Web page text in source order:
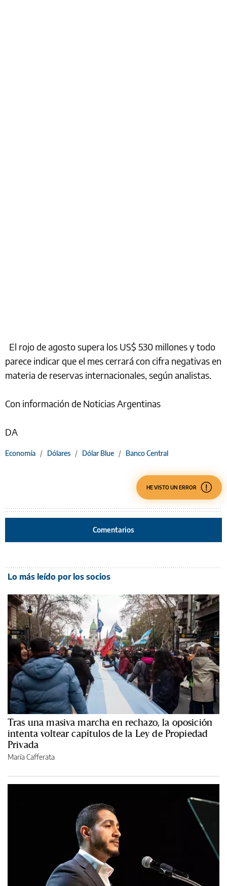
El rojo de agosto supera los US$ 530 millones y todo
parece indicar que el mes cerrará con cifra negativas en
materia de reservas internacionales, según analistas.
Con información de Noticias Argentinas
DA
Economía / Dólares / Dólar Blue / Banco Central
HE VISTO UN ERROR
Comentarios
Lo más leído por los socios
Tras una masiva marcha en rechazo, la oposición
intenta voltear capítulos de la Ley de Propiedad
Privada
María Cafferata